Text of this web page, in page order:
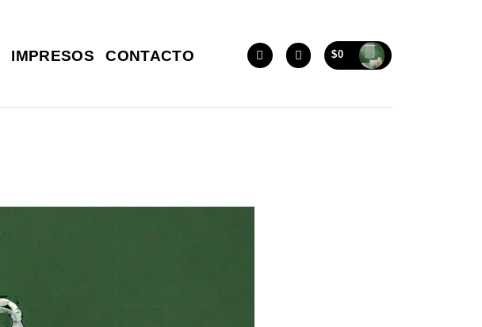
IMPRESOS CONTACTO $0